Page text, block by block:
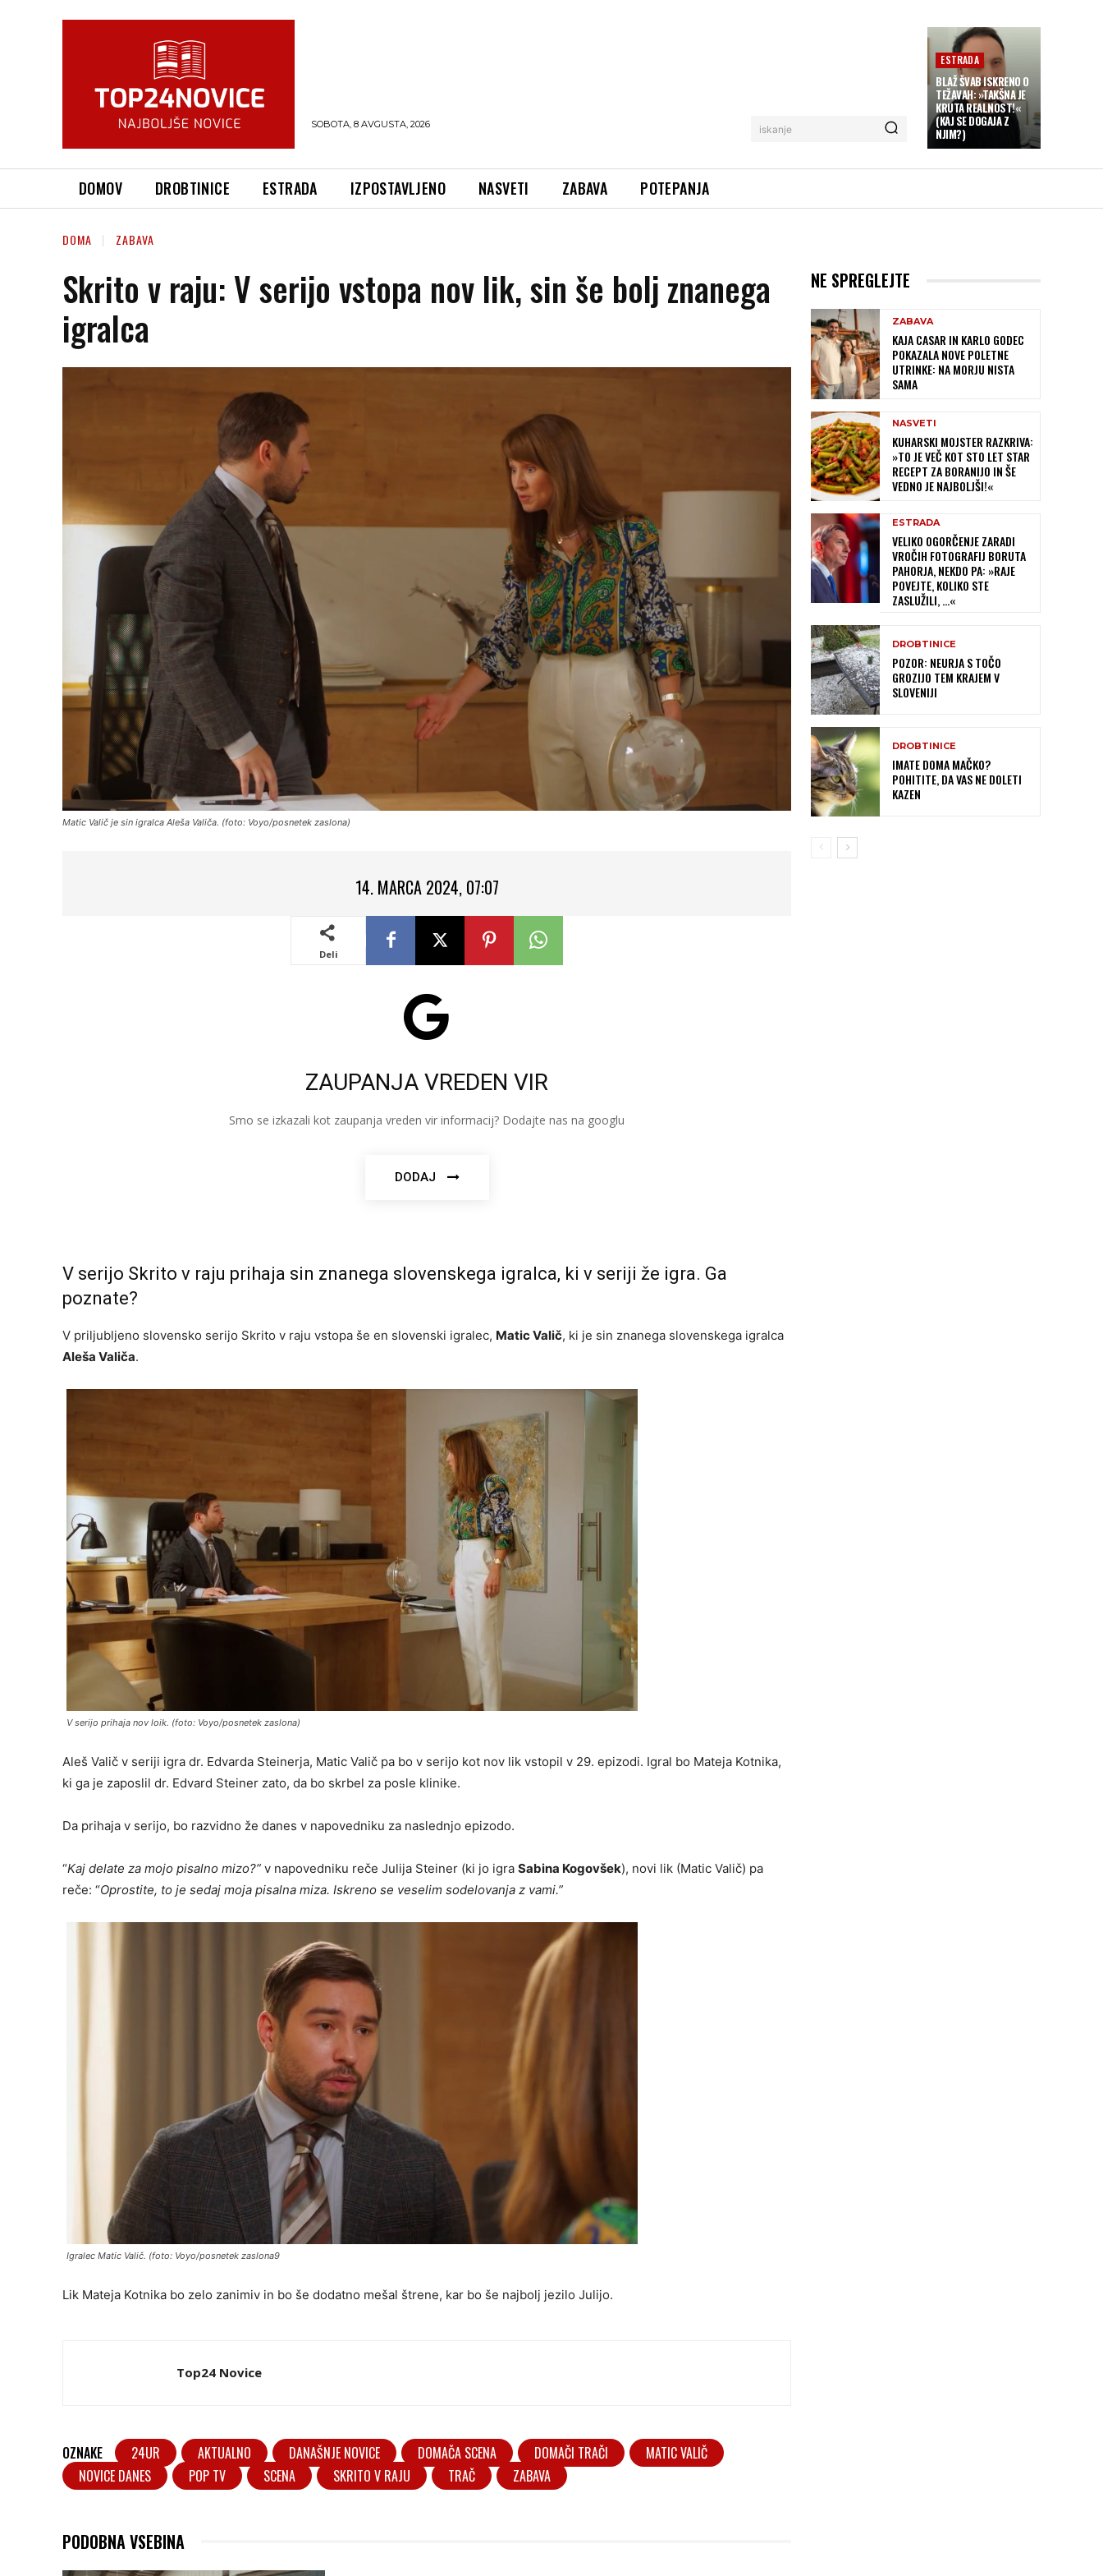
SOBOTA, 8 AVGUSTA, 2026 iskanje
ESTRADA
BLAŽ ŠVAB ISKRENO O
TEŽAVAH: »TAKŠNA JE
KRUTA REALNOST!«
(KAJ SE DOGAJA Z
NJIM?)
DOMOV DROBTINICE ESTRADA IZPOSTAVLJENO NASVETI ZABAVA POTEPANJA
DOMA ZABAVA
Skrito v raju: V serijo vstopa nov lik, sin še bolj znanega
igralca
Matic Valič je sin igralca Aleša Valiča. (foto: Voyo/posnetek zaslona)
14. MARCA 2024, 07:07
Deli
ZAUPANJA VREDEN VIR
Smo se izkazali kot zaupanja vreden vir informacij? Dodajte nas na googlu
DODAJ
V serijo Skrito v raju prihaja sin znanega slovenskega igralca, ki v seriji že igra. Ga
poznate?
V priljubljeno slovensko serijo Skrito v raju vstopa še en slovenski igralec, Matic Valič, ki je sin znanega slovenskega igralca
Aleša Valiča.
V serijo prihaja nov loik. (foto: Voyo/posnetek zaslona)
Aleš Valič v seriji igra dr. Edvarda Steinerja, Matic Valič pa bo v serijo kot nov lik vstopil v 29. epizodi. Igral bo Mateja Kotnika,
ki ga je zaposlil dr. Edvard Steiner zato, da bo skrbel za posle klinike.
Da prihaja v serijo, bo razvidno že danes v napovedniku za naslednjo epizodo.
“Kaj delate za mojo pisalno mizo?” v napovedniku reče Julija Steiner (ki jo igra Sabina Kogovšek), novi lik (Matic Valič) pa
reče: “Oprostite, to je sedaj moja pisalna miza. Iskreno se veselim sodelovanja z vami.”
Igralec Matic Valič. (foto: Voyo/posnetek zaslona9
Lik Mateja Kotnika bo zelo zanimiv in bo še dodatno mešal štrene, kar bo še najbolj jezilo Julijo.
Top24 Novice
OZNAKE 24UR AKTUALNO DANAŠNJE NOVICE DOMAČA SCENA DOMAČI TRAČI
MATIC VALIČ
NOVICE DANES
POP TV SCENA SKRITO V RAJU TRAČ ZABAVA
PODOBNA VSEBINA
NE SPREGLEJTE
ZABAVA
KAJA CASAR IN KARLO GODEC
POKAZALA NOVE POLETNE
UTRINKE: NA MORJU NISTA
SAMA
NASVETI
KUHARSKI MOJSTER RAZKRIVA:
»TO JE VEČ KOT STO LET STAR
RECEPT ZA BORANIJO IN ŠE
VEDNO JE NAJBOLJŠI!«
ESTRADA
VELIKO OGORČENJE ZARADI
VROČIH FOTOGRAFIJ BORUTA
PAHORJA, NEKDO PA: »RAJE
POVEJTE, KOLIKO STE
ZASLUŽILI, …«
DROBTINICE
POZOR: NEURJA S TOČO
GROZIJO TEM KRAJEM V
SLOVENIJI
DROBTINICE
IMATE DOMA MAČKO?
POHITITE, DA VAS NE DOLETI
KAZEN